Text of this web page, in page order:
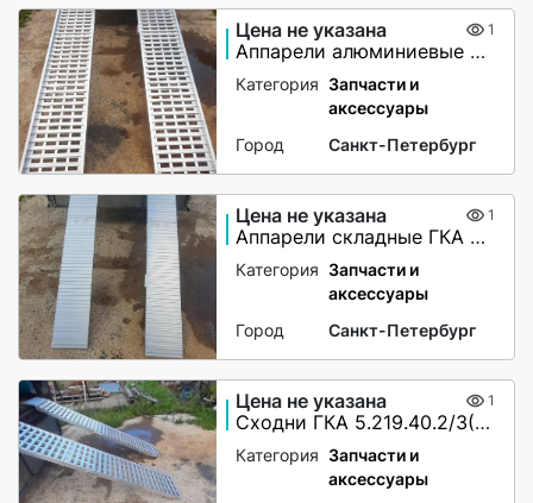
Цена не указана 1
Аппарели алюминиевые с бортами
Категория Запчасти и
аксессуары
Город
Санкт-Петербург
Цена не указана 1
Аппарели складные ГКА 5.225.28.2/1(100%)СР
Категория Запчасти и
аксессуары
Город
Санкт-Петербург
Цена не указана 1
Сходни ГКА 5.219.40.2/3(85%)Р
Категория Запчасти и
аксессуары